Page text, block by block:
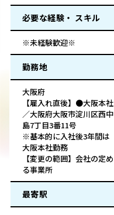
必要な経験・ スキル
※未経験歓迎※
勤務地
大阪府
【雇入れ直後】●大阪本社
／大阪府大阪市淀川区西中
島7丁目3番11号
※基本的に入社後3年間は
大阪本社勤務
【変更の範囲】会社の定め
る事業所
最寄駅